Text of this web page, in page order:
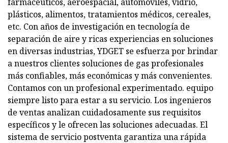
farmacéuticos, aeroespacial, automóviles, vidrio,
plásticos, alimentos, tratamientos médicos, cereales,
etc. Con años de investigación en tecnología de
separación de aire y ricas experiencias en soluciones
en diversas industrias, YDGET se esfuerza por brindar
a nuestros clientes soluciones de gas profesionales
más confiables, más económicas y más convenientes.
Contamos con un profesional experimentado. equipo
siempre listo para estar a su servicio. Los ingenieros
de ventas analizan cuidadosamente sus requisitos
específicos y le ofrecen las soluciones adecuadas. El
sistema de servicio postventa garantiza una rápida